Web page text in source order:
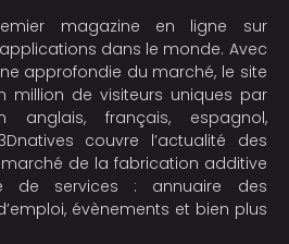
magazine en ligne sur
dans le monde. Avec
approfondie du marché, le site
million de visiteurs uniques par
anglais, français, espagnol,
couvre l’actualité des
de la fabrication additive
de services : annuaire des
évènements et bien plus